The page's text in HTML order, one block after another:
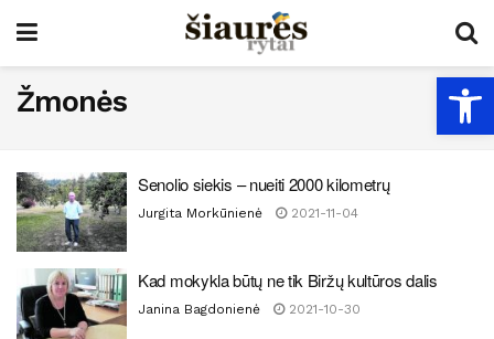
Žmonės
Senolio siekis – nueiti 2000 kilometrų
Jurgita Morkūnienė 2021-11-04
Kad mokykla būtų ne tik Biržų kultūros dalis
Janina Bagdonienė 2021-10-30